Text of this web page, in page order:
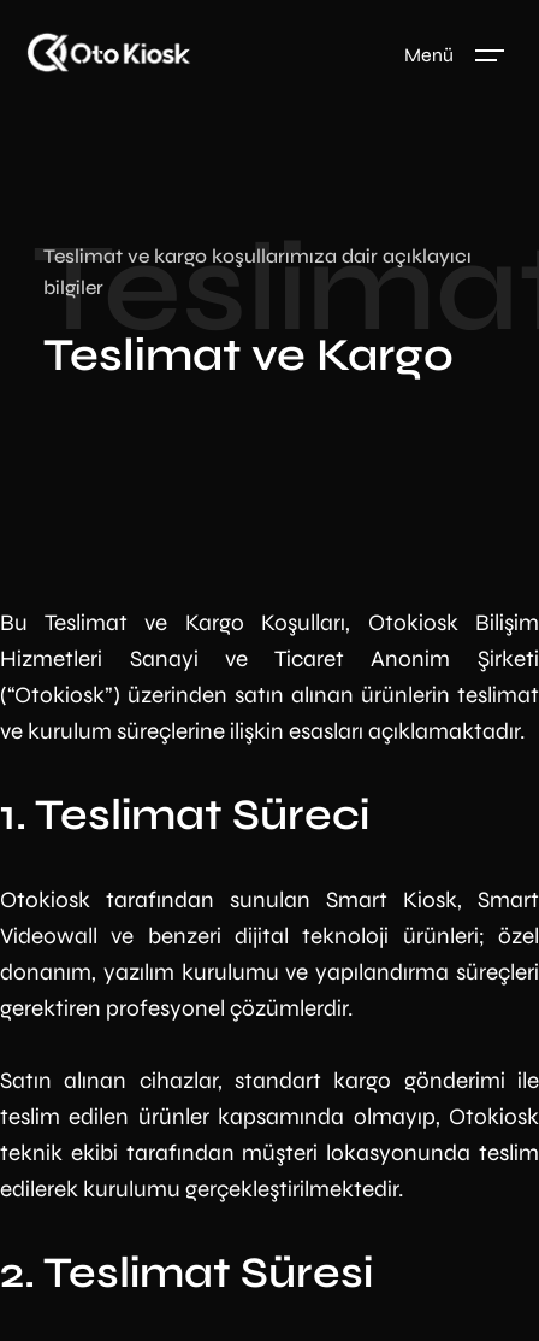
Menü
Teslimat ve kargo koşullarımıza dair açıklayıcı
bilgiler
Teslimat ve Kargo
Bu Teslimat ve Kargo Koşulları, Otokiosk Bilişim
Hizmetleri Sanayi ve Ticaret Anonim Şirketi
(“Otokiosk”) üzerinden satın alınan ürünlerin teslimat
ve kurulum süreçlerine ilişkin esasları açıklamaktadır.
1. Teslimat Süreci
Otokiosk tarafından sunulan Smart Kiosk, Smart
Videowall ve benzeri dijital teknoloji ürünleri; özel
donanım, yazılım kurulumu ve yapılandırma süreçleri
gerektiren profesyonel çözümlerdir.
Satın alınan cihazlar, standart kargo gönderimi ile
teslim edilen ürünler kapsamında olmayıp, Otokiosk
teknik ekibi tarafından müşteri lokasyonunda teslim
edilerek kurulumu gerçekleştirilmektedir.
2. Teslimat Süresi